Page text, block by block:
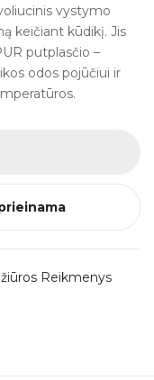
vystymo
keičiant kūdikį. Jis
putplasčio –
odos pojūčiui ir
Reikmenys